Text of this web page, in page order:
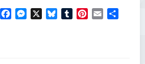
WhatsAppFacebookMessengerBlueskyTumblrPinterest
Email